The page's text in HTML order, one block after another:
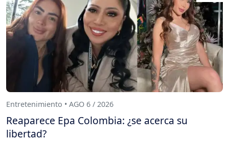
Entretenimiento • AGO 6 / 2026
Reaparece Epa Colombia: ¿se acerca su
libertad?